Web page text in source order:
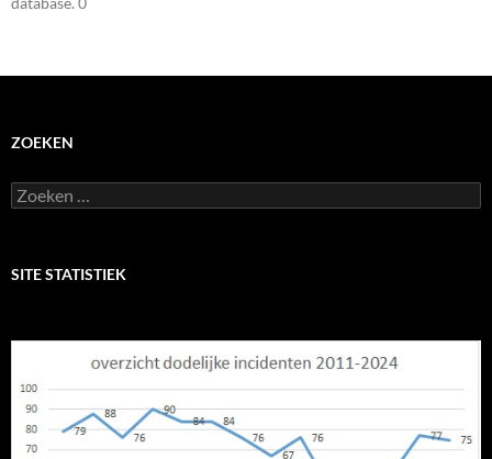
ZOEKEN
Zoeken
naar:
SITE STATISTIEK